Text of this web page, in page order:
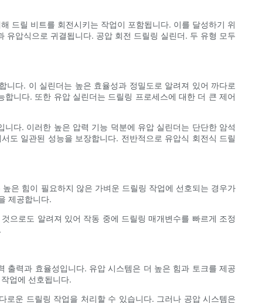
드릴 비트를 회전시키는 작업이 포함됩니다. 이를 달성하기 위
압식으로 귀결됩니다. 공압 회전 드릴링 실린더. 두 유형 모두
다. 이 실린더는 높은 효율성과 정밀도로 알려져 있어 까다로
니다. 또한 유압 실린더는 드릴링 프로세스에 대한 더 큰 제어
다. 이러한 높은 압력 기능 덕분에 유압 실린더는 단단한 암석
도 일관된 성능을 보장합니다. 전반적으로 유압식 회전식 드릴
은 힘이 필요하지 않은 가벼운 드릴링 작업에 선호되는 경우가
제공합니다.
으로도 알려져 있어 작동 중에 드릴링 매개변수를 빠르게 조정
출력과 효율성입니다. 유압 시스템은 더 높은 힘과 토크를 제공
업에 선호됩니다.
운 드릴링 작업을 처리할 수 있습니다. 그러나 공압 시스템은